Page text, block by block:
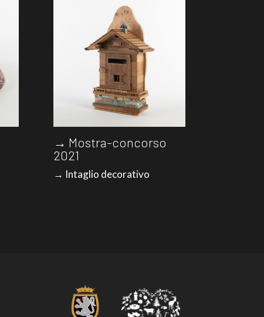
→ Mostra-concorso
2021
→ Intaglio decorativo